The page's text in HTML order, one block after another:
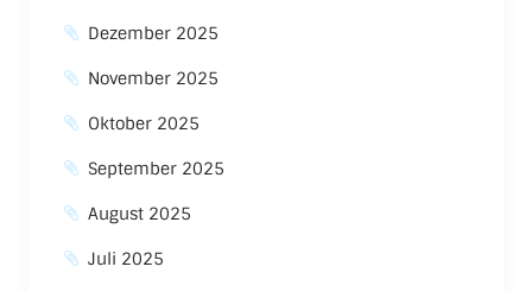
Dezember 2025
November 2025
Oktober 2025
September 2025
August 2025
Juli 2025